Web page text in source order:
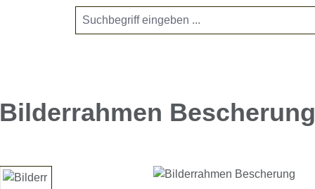
Bilderrahmen Bescherung
Bildergalerie überspringen